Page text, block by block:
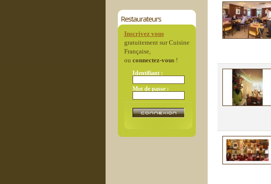
Restaurateurs
Inscrivez vous
gratuitement sur Cuisine
Française,
ou connectez-vous!
Identifiant :
Mot de passe :